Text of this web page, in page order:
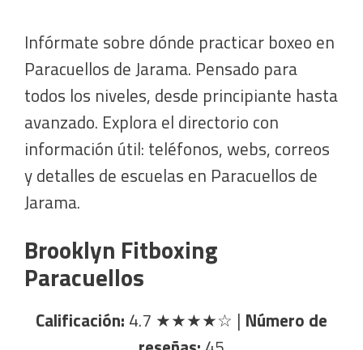
Infórmate sobre dónde practicar boxeo en
Paracuellos de Jarama. Pensado para
todos los niveles, desde principiante hasta
avanzado. Explora el directorio con
información útil: teléfonos, webs, correos
y detalles de escuelas en Paracuellos de
Jarama.
Brooklyn Fitboxing
Paracuellos
Calificación: 4.7 ★★★★☆ | Número de